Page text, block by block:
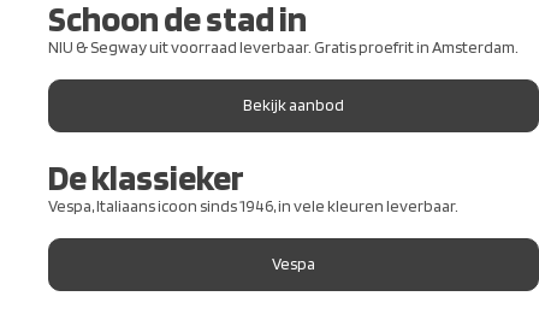
Schoon de stad in
NIU & Segway uit voorraad leverbaar. Gratis proefrit in Amsterdam.
Bekijk aanbod
De klassieker
Vespa, Italiaans icoon sinds 1946, in vele kleuren leverbaar.
Vespa